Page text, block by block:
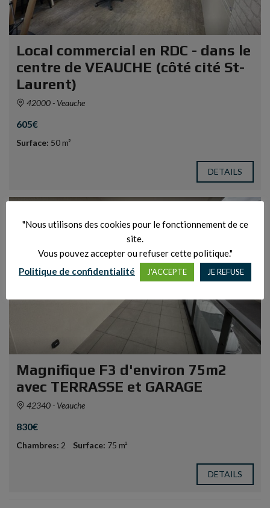
Local commercial en RDC - dans le
centre de VEAUCHE (côté cité St-
Laurent)
42000 - Veauche
605€
Surface: 50 m²
DETAILS
Magnifique F3 d'environ 75m2
avec TERRASSE et GARAGE
42340 - Veauche
830€
Chambres: 2 Surface: 75 m²
DETAILS
"Nous utilisons des cookies pour le fonctionnement de ce
site.
Vous pouvez accepter ou refuser cette politique."
Politique de confidentialité
J'ACCEPTE JE REFUSE